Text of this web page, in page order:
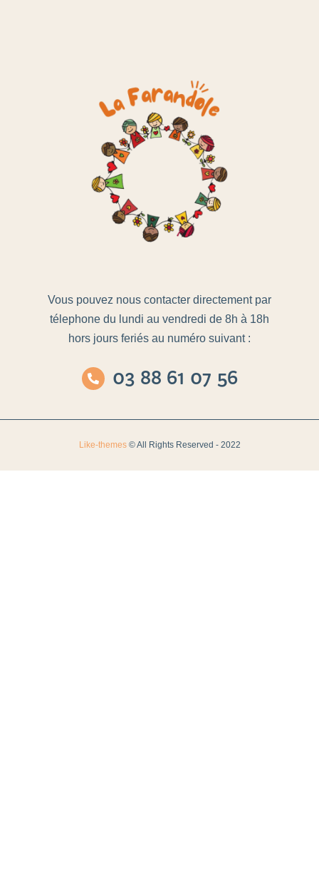
Vous pouvez nous contacter directement par
télephone du lundi au vendredi de 8h à 18h
hors jours feriés au numéro suivant :
03 88 61 07 56
Like-themes© All Rights Reserved - 2022